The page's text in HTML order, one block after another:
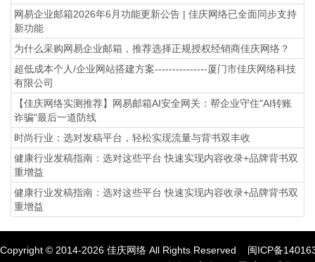
网易企业邮箱2026年6月功能更新公告 | 佳庆网络已全面同步支持
新功能
为什么采购网易企业邮箱，推荐选择正规授权经销商佳庆网络？
超低成本个人/企业网站搭建方案---------------厦门市佳庆网络科技
有限公司
【佳庆网络实测推荐】网易邮箱AI安全网关：帮企业守住"AI转账
诈骗"最后一道防线
时尚行业：选对发稿平台，轻松实现流量与背书双丰收
健康行业发稿指南：选对这些平台 快速实现内容收录+品牌背书双
重增益
健康行业发稿指南：选对这些平台 快速实现内容收录+品牌背书双
重增益
Copyright © 2014-2026 佳庆网络 All Rights Reserved 闽ICP备